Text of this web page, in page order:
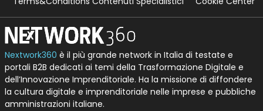
Nextwork360 è il più grande network in Italia di testate e
portali B2B dedicati ai temi della Trasformazione Digitale e
dell’Innovazione Imprenditoriale. Ha la missione di diffondere
la cultura digitale e imprenditoriale nelle imprese e pubbliche
amministrazioni italiane.